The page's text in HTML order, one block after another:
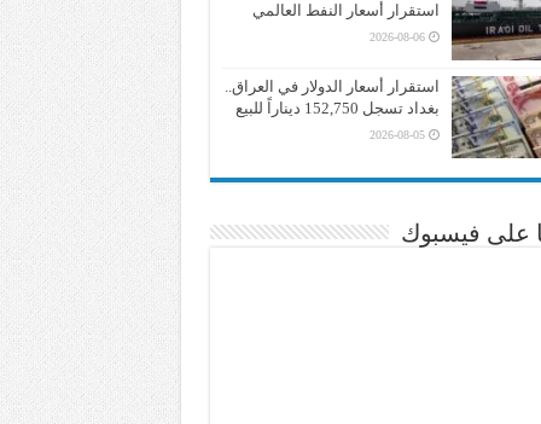
استقرار أسعار النفط العالمي
2026-08-06
استقرار أسعار الدولار في العراق..
بغداد تسجل 152,750 ديناراً للبيع
2026-08-05
على فيسبوك